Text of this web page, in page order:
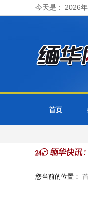
今天是： 2026
首页
开正式访问 色都基
您当前的位置：